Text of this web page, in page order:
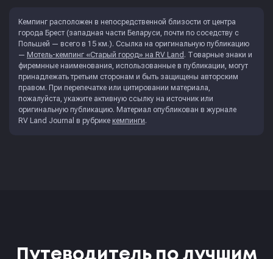
Кемпинг расположен в непосредственной близости от центра
города Брест (западная части Беларуси, почти по соседству с
Польшей — всего в 15 км.). Ссылка на оригинальную публикацию
— Мотель-кемпинг «Старый город» на RV Land . Товарные знаки и
фиремнные наименования, использованные в публикации, могут
принадлежать третьим сторонам и быть защищены авторским
правом. При перепечатке или цитировании материала,
пожалуйста, укажите активную ссылку на источник или
оригинальную публикацию. Материал опубликован в журнале
RV Land Journal в рубрике кемпинги.
Путеводитель по лучшим